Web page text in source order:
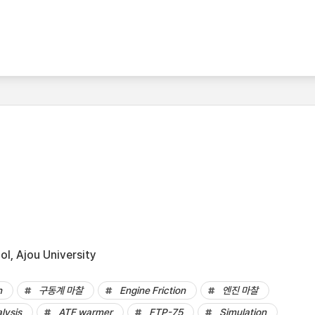
Ajou University
구동계 마찰 Engine Friction
엔진 마찰
ATF warmer FTP-75 Simulation